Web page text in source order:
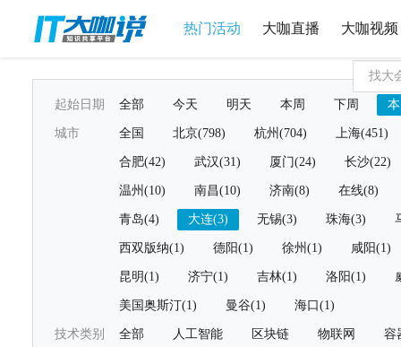
热门活动 大咖直播 大咖视频
起始日期 全部 今天 明天 本周 下周
城市 全国 北京(798) 杭州(704) 上海(451)
合肥(42) 武汉(31) 厦门(24) 长沙(22)
温州(10) 南昌(10) 济南(8) 在线(8)
青岛(4) 大连(3) 无锡(3) 珠海(3)
西双版纳(1) 德阳(1) 徐州(1) 咸阳(1)
昆明(1) 济宁(1) 吉林(1) 洛阳(1)
美国奥斯汀(1) 曼谷(1) 海口(1)
技术类别 全部 人工智能 区块链 物联网 容